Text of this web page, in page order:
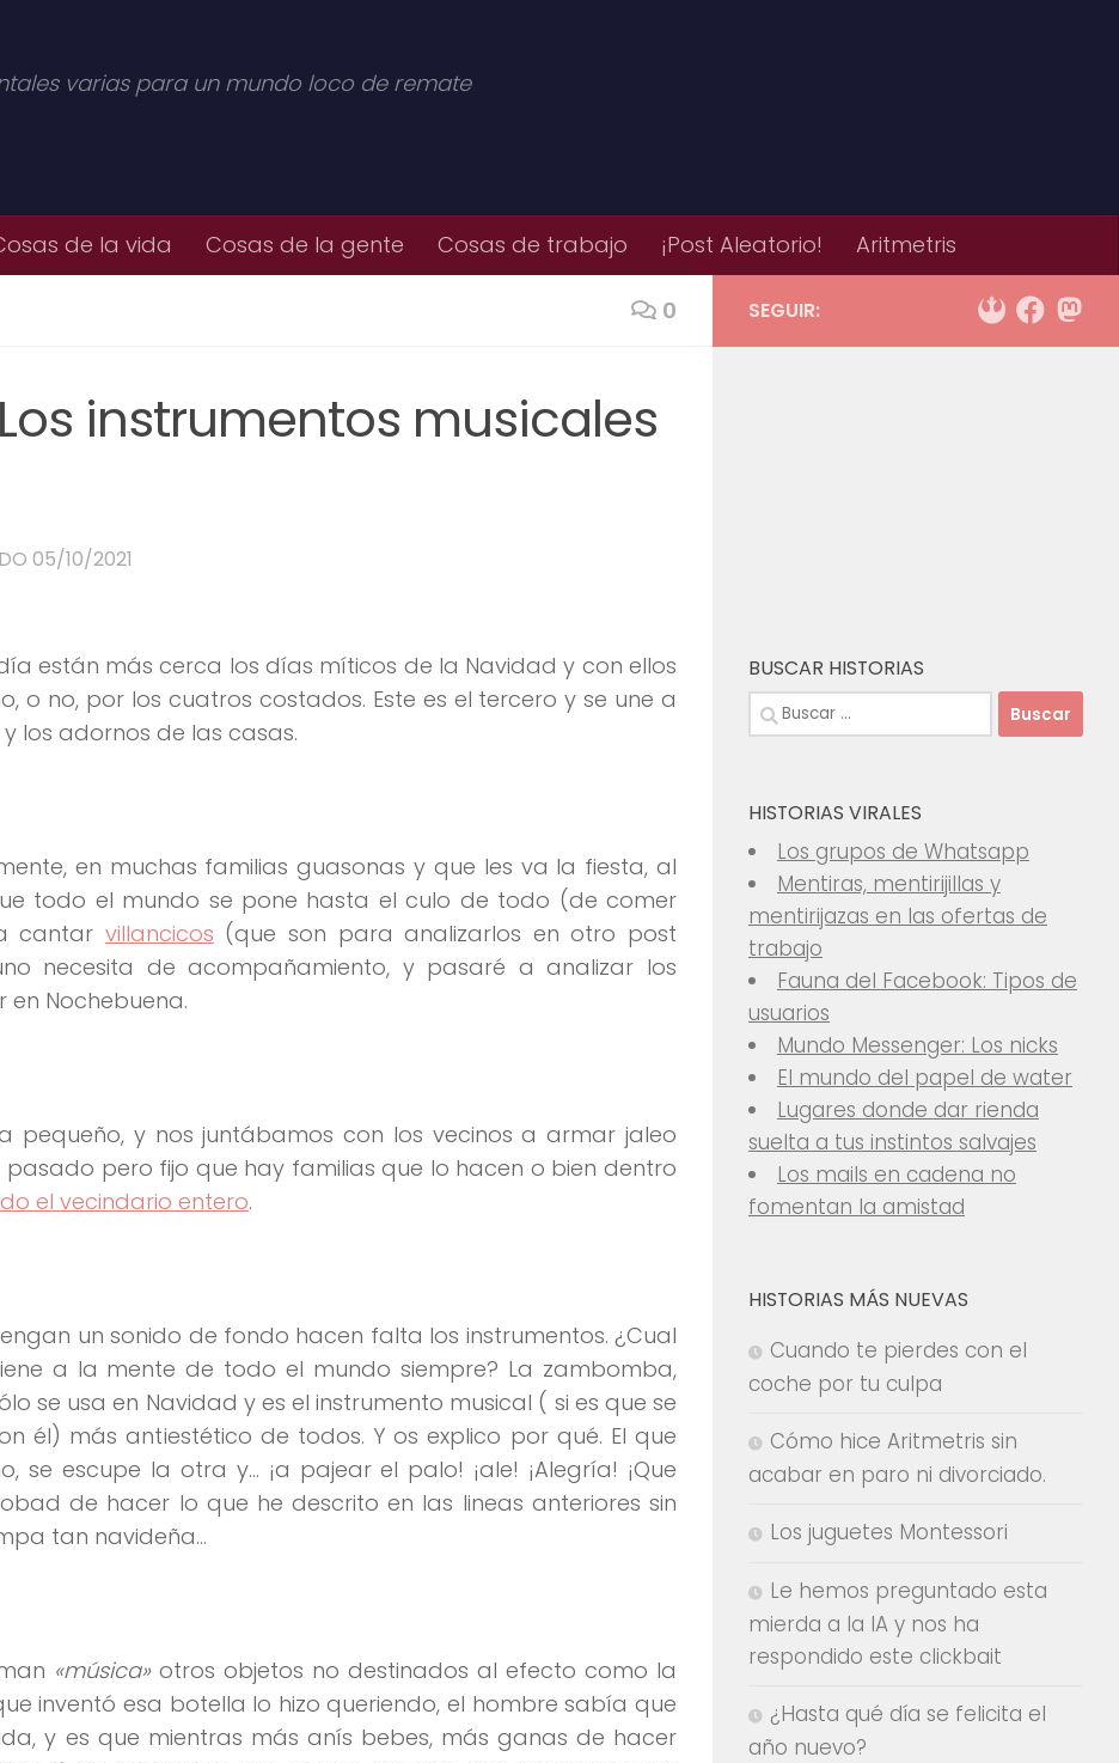
varias para un mundo loco de remate
de la vida Cosas de la gente Cosas de trabajo ¡Post Aleatorio! Aritmetris
0
instrumentos musicales
05/10/2021
están más cerca los días míticos de la Navidad y con ellos
o no, por los cuatros costados. Este es el tercero y se une a
los adornos de las casas.
en muchas familias guasonas y que les va la fiesta, al
todo el mundo se pone hasta el culo de todo (de comer
cantar villancicos (que son para analizarlos en otro post
necesita de acompañamiento, y pasaré a analizar los
Nochebuena.
pequeño, y nos juntábamos con los vecinos a armar jaleo
pero fijo que hay familias que lo hacen o bien dentro
el vecindario entero.
un sonido de fondo hacen falta los instrumentos. ¿Cual
a la mente de todo el mundo siempre? La zambomba,
se usa en Navidad y es el instrumento musical ( si es que se
él) más antiestético de todos. Y os explico por qué. El que
escupe la otra y… ¡a pajear el palo! ¡ale! ¡Alegría! ¡Que
de hacer lo que he descrito en las lineas anteriores sin
tan navideña…
«música»otros objetos no destinados al efecto como la
inventó esa botella lo hizo queriendo, el hombre sabía que
y es que mientras más anís bebes, más ganas de hacer
SEGUIR:
BUSCAR HISTORIAS
Buscar:
HISTORIAS VIRALES
Los grupos de Whatsapp
Mentiras, mentirijillas y
mentirijazas en las ofertas de
trabajo
Fauna del Facebook: Tipos de
usuarios
Mundo Messenger: Los nicks
El mundo del papel de water
Lugares donde dar rienda
suelta a tus instintos salvajes
Los mails en cadena no
fomentan la amistad
HISTORIAS MÁS NUEVAS
Cuando te pierdes con el
coche por tu culpa
Cómo hice Aritmetris sin
acabar en paro ni divorciado.
Los juguetes Montessori
Le hemos preguntado esta
mierda a la IA y nos ha
respondido este clickbait
¿Hasta qué día se felicita el
año nuevo?